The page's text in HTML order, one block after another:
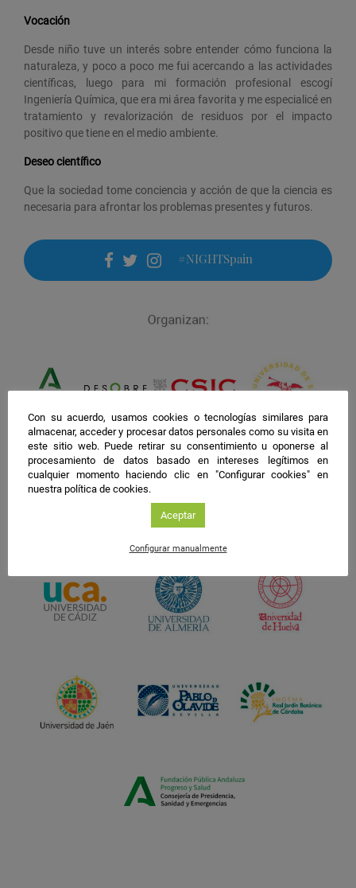
Vocación
Desde niño tuve un interés sobre entender cómo funciona la
naturaleza, y poco a poco me fui acercando a las actividades
científicas, luego para mi formación profesional escogí
Ingeniería Química, que era mi área favorita y me especialicé en
tratamiento y revalorización de residuos por el impacto
positivo que tiene en el medio ambiente.
Deseo científico
Que la sociedad tome conciencia y acción de que la ciencia es
necesaria para afrontar los problemas presentes y futuros.
facebook
twitter
instagram
#NIGHTSpain
Con su acuerdo, usamos cookies o tecnologías similares para
almacenar, acceder y procesar datos personales como su visita en
este sitio web. Puede retirar su consentimiento u oponerse al
procesamiento de datos basado en intereses legítimos en
cualquier momento haciendo clic en "Configurar cookies" en
nuestra política de cookies.
Aceptar
Configurar manualmente